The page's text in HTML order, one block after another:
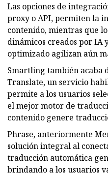
Las opciones de
proxy o API, permiten la
contenido, mientras que
dinámicos creados por IA
optimizado agilizan aún
Smartling también acaba
Translate, un servicio
permite a los usuarios
el mejor motor de
contenido genere
Phrase, anteriormente
solución integral al
traducción automática
brindando a los usuarios